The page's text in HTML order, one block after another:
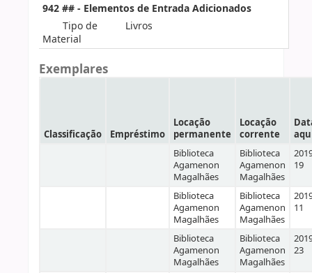
942 ## - Elementos de Entrada Adicionados
Tipo de
Material
Livros
Exemplares
Classificação Empréstimo
Locação
permanente
Locação
corrente
Biblioteca
Agamenon
Magalhães
Biblioteca
Agamenon
Magalhães
19
Biblioteca
Agamenon
Magalhães
Biblioteca
Agamenon
Magalhães
11
Biblioteca
Agamenon
Magalhães
Biblioteca
Agamenon
Magalhães
23